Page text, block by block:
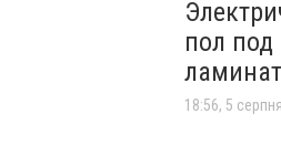
пол под
18:56, 5 серпня